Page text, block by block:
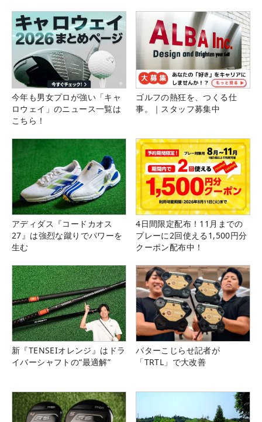
今年も男女プロが強い「キャ
ロウェイ」のニュース一覧は
こちら！
ゴルフの熱狂を、つくる仕
事。｜スタッフ募集中
アディダス『コードカオス
27』は強烈な蹴りでパワーを
生む
4日間限定配布！11月までの
プレーに2回使える1,500円分
クーポン配布中！
新『TENSEIオレンジ』はドラ
イバーシャフトの“最適解”
パターこじらせ記者が
「TRTL」で大改善